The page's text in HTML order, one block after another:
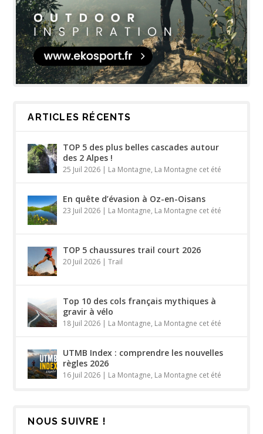
ARTICLES RÉCENTS
TOP 5 des plus belles cascades autour
des 2 Alpes !
25 Juil 2026 | La Montagne, La Montagne cet été
En quête d’évasion à Oz-en-Oisans
23 Juil 2026 | La Montagne, La Montagne cet été
TOP 5 chaussures trail court 2026
20 Juil 2026 |Trail
Top 10 des cols français mythiques à
gravir à vélo
18 Juil 2026 | La Montagne, La Montagne cet été
UTMB Index : comprendre les nouvelles
règles 2026
16 Juil 2026 | La Montagne, La Montagne cet été
NOUS SUIVRE !